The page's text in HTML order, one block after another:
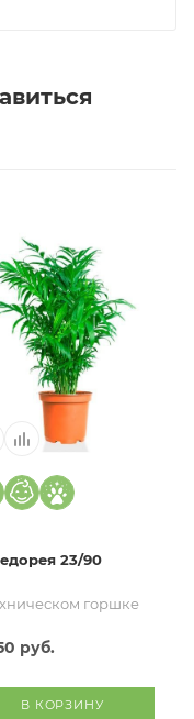
23/90
горшке
руб.
В КОРЗИНУ